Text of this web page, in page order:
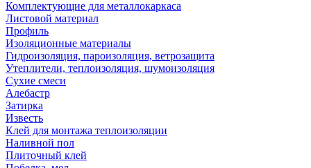
Комплектующие для металлокаркаса
Листовой материал
Профиль
Изоляционные материалы
Гидроизоляция, пароизоляция, ветрозащита
Утеплители, теплоизоляция, шумоизоляция
Сухие смеси
Алебастр
Затирка
Известь
Клей для монтажа теплоизоляции
Наливной пол
Плиточный клей